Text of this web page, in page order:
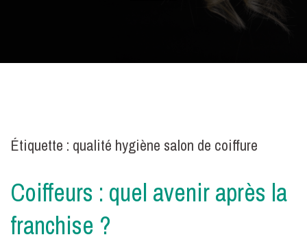
Étiquette : qualité hygiène salon de coiffure
Coiffeurs : quel avenir après la
franchise ?